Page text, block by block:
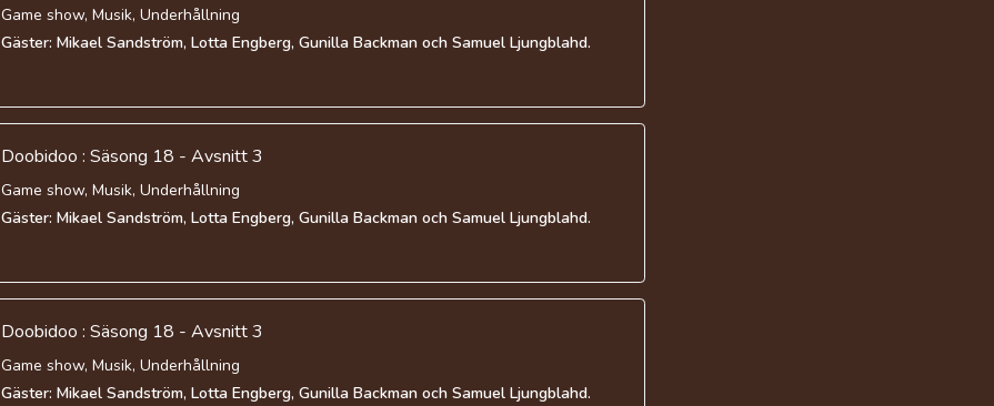
Game show, Musik, Underhållning
Gäster: Mikael Sandström, Lotta Engberg, Gunilla Backman och Samuel Ljungblahd.
Doobidoo : Säsong 18 - Avsnitt 3
Game show, Musik, Underhållning
Gäster: Mikael Sandström, Lotta Engberg, Gunilla Backman och Samuel Ljungblahd.
Doobidoo : Säsong 18 - Avsnitt 3
Game show, Musik, Underhållning
Gäster: Mikael Sandström, Lotta Engberg, Gunilla Backman och Samuel Ljungblahd.